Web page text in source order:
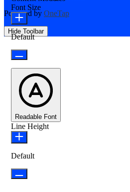
Powered by OneTap
Hide Toolbar
Font Size
Default
Readable Font
Line Height
Default